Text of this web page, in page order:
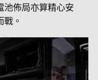
池佈局亦算精心安
。